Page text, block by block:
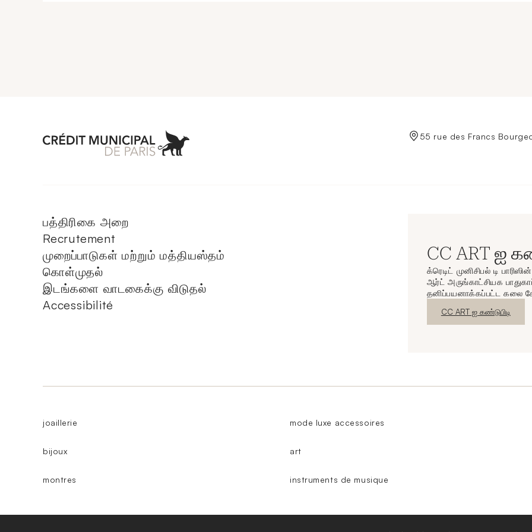
Aller à l'accueil de Crédit Municipal de Paris 55 rue des Francs
பத்திரிகை அறை
Recrutement
முறைப்பாடுகள் மற்றும் மத்தியஸ்தம்
கொள்முதல்
இடங்களை வாடகைக்கு விடுதல்
Accessibilité
CC ART ஐ
க்ரெடிட் முனிசிபல் டி
ஆர்ட் அருங்காட்சியக
தனிப்பயனாக்கப்பட்ட கலை
புதிய சாளரம்
CC ART ஐ கண்டுபிடி
joaillerie
bijoux
montres
mode luxe accessoires
art
instruments de musique